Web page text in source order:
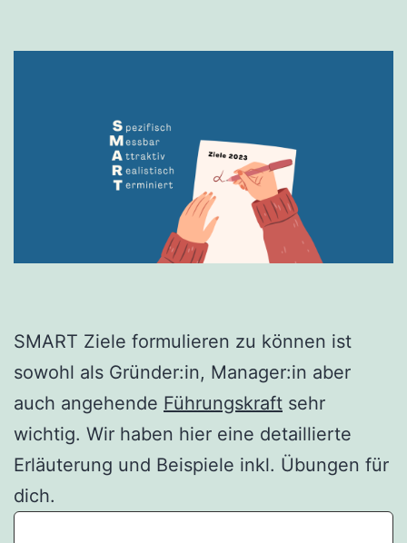
SMART Ziele formulieren zu können ist
sowohl als Gründer:in, Manager:in aber
auch angehende Führungskraft sehr
wichtig. Wir haben hier eine detaillierte
Erläuterung und Beispiele inkl. Übungen für
dich.